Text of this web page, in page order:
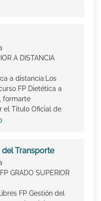
A DISTANCIA
a distancia:Los
FP Dietética a
formarte
el Titulo Oficial de
del Transporte
GRADO SUPERIOR
FP Gestión del